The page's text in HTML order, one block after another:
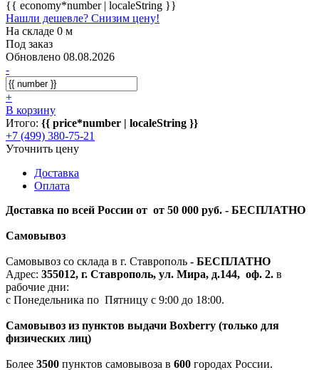
{{ economy*number | localeString }}
Нашли дешевле? Снизим цену!
На складе 0 м
Под заказ
Обновлено 08.08.2026
-
+
В корзину
Итого: {{ price*number | localeString }}
+7 (499) 380-75-21
Уточнить цену
Доставка
Оплата
Доставка по всей России от от 50 000 руб. - БЕСПЛАТНО
Самовывоз
Самовывоз со склада в г. Ставрополь - БЕСПЛАТНО
Адрес: 355012, г. Ставрополь, ул. Мира, д.144, оф. 2. в
рабочие дни:
с Понедельника по Пятницу с 9:00 до 18:00.
Самовывоз из пунктов выдачи Boxberry (только для
физических лиц)
Более 3500 пунктов самовывоза в 600 городах России.